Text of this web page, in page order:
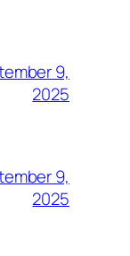
9,
2025
9,
2025